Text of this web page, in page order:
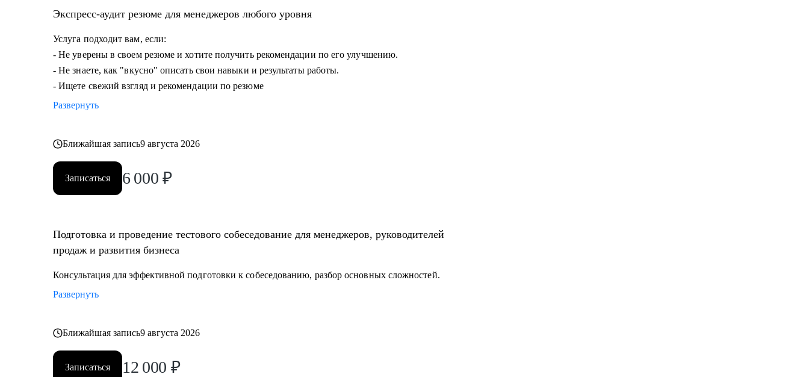
дальше расти.
Экспресс-аудит резюме для менеджеров любого уровня
Услуга подходит вам, если:
- Не уверены в своем резюме и хотите получить рекомендации по его улучшению.
- Не знаете, как "вкусно" описать свои навыки и результаты работы.
- Ищете свежий взгляд и рекомендации по резюме
Развернуть
Ближайшая запись9 августа 2026
Записаться 6 000 ₽
Подготовка и проведение тестового собеседование для менеджеров, руководителей
продаж и развития бизнеса
Консультация для эффективной подготовки к собеседованию, разбор основных сложностей.
Развернуть
Ближайшая запись9 августа 2026
Записаться 12 000 ₽